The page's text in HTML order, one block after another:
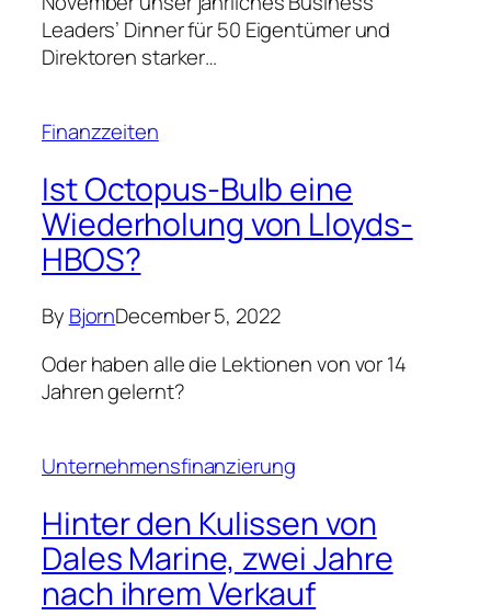
ByBjornDecember 5, 2022
Unternehmensfinanzierung
Hinter den Kulissen von
Dales Marine, zwei Jahre
nach ihrem Verkauf
ByBjornDecember 5, 2022
hineinzuschauen. Auf einer kurzen…
Finanzielle Planung
UBS beauftragt Amerikas